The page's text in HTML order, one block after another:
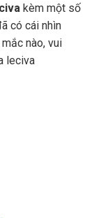
kèm một số
có cái nhìn
nào, vui
leciva